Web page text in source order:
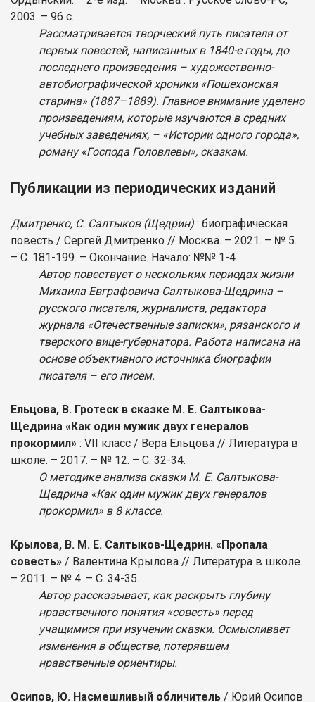
2003. – 96 с.
Рассматривается творческий путь писателя от
первых повестей, написанных в 1840-е годы, до
последнего произведения – художественно-
автобиографической хроники «Пошехонская
старина» (1887–1889). Главное внимание уделено
произведениям, которые изучаются в средних
учебных заведениях, – «Истории одного города»,
роману «Господа Головлевы», сказкам.
Публикации из периодических изданий
Дмитренко, С. Салтыков (Щедрин) : биографическая
повесть / Сергей Дмитренко // Москва. – 2021. – № 5.
– С. 181-199. – Окончание. Начало: №№ 1-4.
Автор повествует о нескольких периодах жизни
Михаила Евграфовича Салтыкова-Щедрина –
русского писателя, журналиста, редактора
журнала «Отечественные записки», рязанского и
тверского вице-губернатора. Работа написана на
основе объективного источника биографии
писателя – его писем.
Ельцова, В. Гротеск в сказке М. Е. Салтыкова-
Щедрина «Как один мужик двух генералов
прокормил» : VII класс / Вера Ельцова // Литература в
школе. – 2017. – № 12. – С. 32-34.
О методике анализа сказки М. Е. Салтыкова-
Щедрина «Как один мужик двух генералов
прокормил» в 8 классе.
Крылова, В. М. Е. Салтыков-Щедрин. «Пропала
совесть» / Валентина Крылова // Литература в школе.
– 2011. – № 4. – С. 34-35.
Автор рассказывает, как раскрыть глубину
нравственного понятия «совесть» перед
учащимися при изучении сказки. Осмысливает
изменения в обществе, потерявшем
нравственные ориентиры.
Осипов, Ю. Насмешливый обличитель / Юрий Осипов